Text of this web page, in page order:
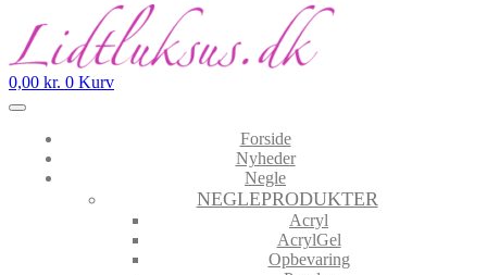
0,00 kr. 0 Kurv
Forside
Nyheder
Negle
NEGLEPRODUKTER
Acryl
AcrylGel
Opbevaring